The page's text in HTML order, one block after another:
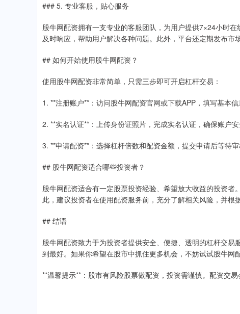
### 5. 专业客服，贴心服务
股牛网配资拥有一支专业的客服团队，为用户提供7×24小时
及时响应，帮助用户解决各种问题。此外，平台还定期发布市
## 如何开始使用股牛网配资？
使用股牛网配资非常简单，只需三步即可开启杠杆交易：
1. **注册账户**：访问股牛网配资官网或下载APP，填写基本信
2. **实名认证**：上传身份证照片，完成实名认证，确保账户安
3. **申请配资**：选择杠杆倍数和配资金额，提交申请后等待
## 股牛网配资适合哪些投资者？
股牛网配资适合有一定股票投资经验、希望放大收益的投资
此，建议投资者在使用配资服务前，充分了解相关风险，并根
## 结语
股牛网配资致力于为投资者提供安全、便捷、透明的杠杆交
到最好。如果你希望在股市中抓住更多机会，不妨试试股牛网
**温馨提示**：股市有风险股票做配资，投资需谨慎。配资交